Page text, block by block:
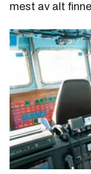
mest av alt